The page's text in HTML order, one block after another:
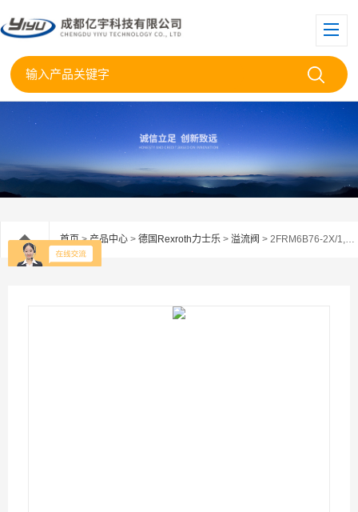
首页>产品中心 > 德国Rexroth力士乐 > 溢流阀 > 2FRM6B76-2X/1,5QJRVRexroth力士乐流量控制阀2FRM6B76-2X/1.5